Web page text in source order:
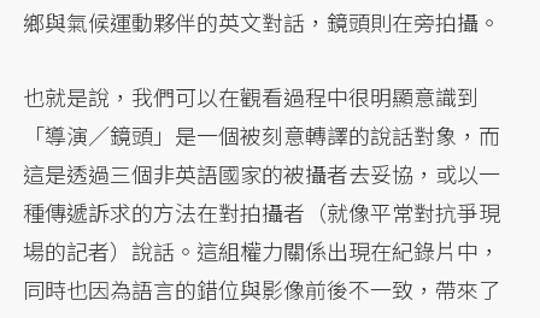
鄉與氣候運動夥伴的英文對話，鏡頭則在旁拍攝。
也就是說，我們可以在觀看過程中很明顯意識到
「導演／鏡頭」是一個被刻意轉譯的說話對象，而
這是透過三個非英語國家的被攝者去妥協，或以一
種傳遞訴求的方法在對拍攝者（就像平常對抗爭現
場的記者）說話。這組權力關係出現在紀錄片中，
同時也因為語言的錯位與影像前後不一致，帶來了